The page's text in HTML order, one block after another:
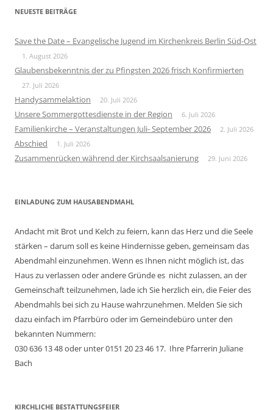
NEUESTE BEITRÄGE
Save the Date – Evangelische Jugend im Kirchenkreis Berlin Süd-Ost
1. August 2026
Glaubensbekenntnis der zu Pfingsten 2026 frisch Konfirmierten
27. Juli 2026
Handysammelaktion 20. Juli 2026
Unsere Sommergottesdienste in der Region 6. Juli 2026
Familienkirche – Veranstaltungen Juli- September 2026 2. Juli 2026
Abschied 1. Juli 2026
Zusammenrücken während der Kirchsaalsanierung 29. Juni 2026
EINLADUNG ZUM HAUSABENDMAHL
Andacht mit Brot und Kelch zu feiern, kann das Herz und die Seele
stärken – darum soll es keine Hindernisse geben, gemeinsam das
Abendmahl einzunehmen. Wenn es Ihnen nicht möglich ist, das
Haus zu verlassen oder andere Gründe es nicht zulassen, an der
Gemeinschaft teilzunehmen, lade ich Sie herzlich ein, die Feier des
Abendmahls bei sich zu Hause wahrzunehmen. Melden Sie sich
dazu einfach im Pfarrbüro oder im Gemeindebüro unter den
bekannten Nummern:
030 636 13 48 oder unter 0151 20 23 46 17. Ihre Pfarrerin Juliane
Bach
KIRCHLICHE BESTATTUNGSFEIER